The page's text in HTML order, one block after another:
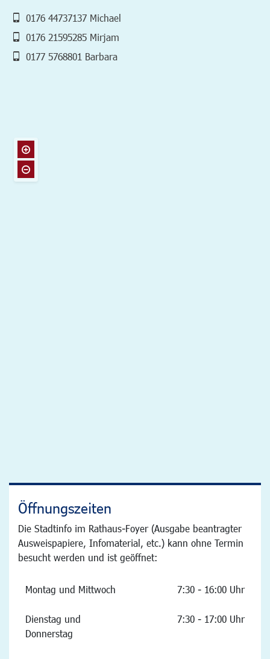
0176 44737137 Michael
0176 21595285 Mirjam
0177 5768801 Barbara
Öffnungszeiten
Die Stadtinfo im Rathaus-Foyer (Ausgabe beantragter
Ausweispapiere, Infomaterial, etc.) kann ohne Termin
besucht werden und ist geöffnet:
Montag und Mittwoch 7:30 - 16:00 Uhr
Dienstag und
Donnerstag
7:30 - 17:00 Uhr